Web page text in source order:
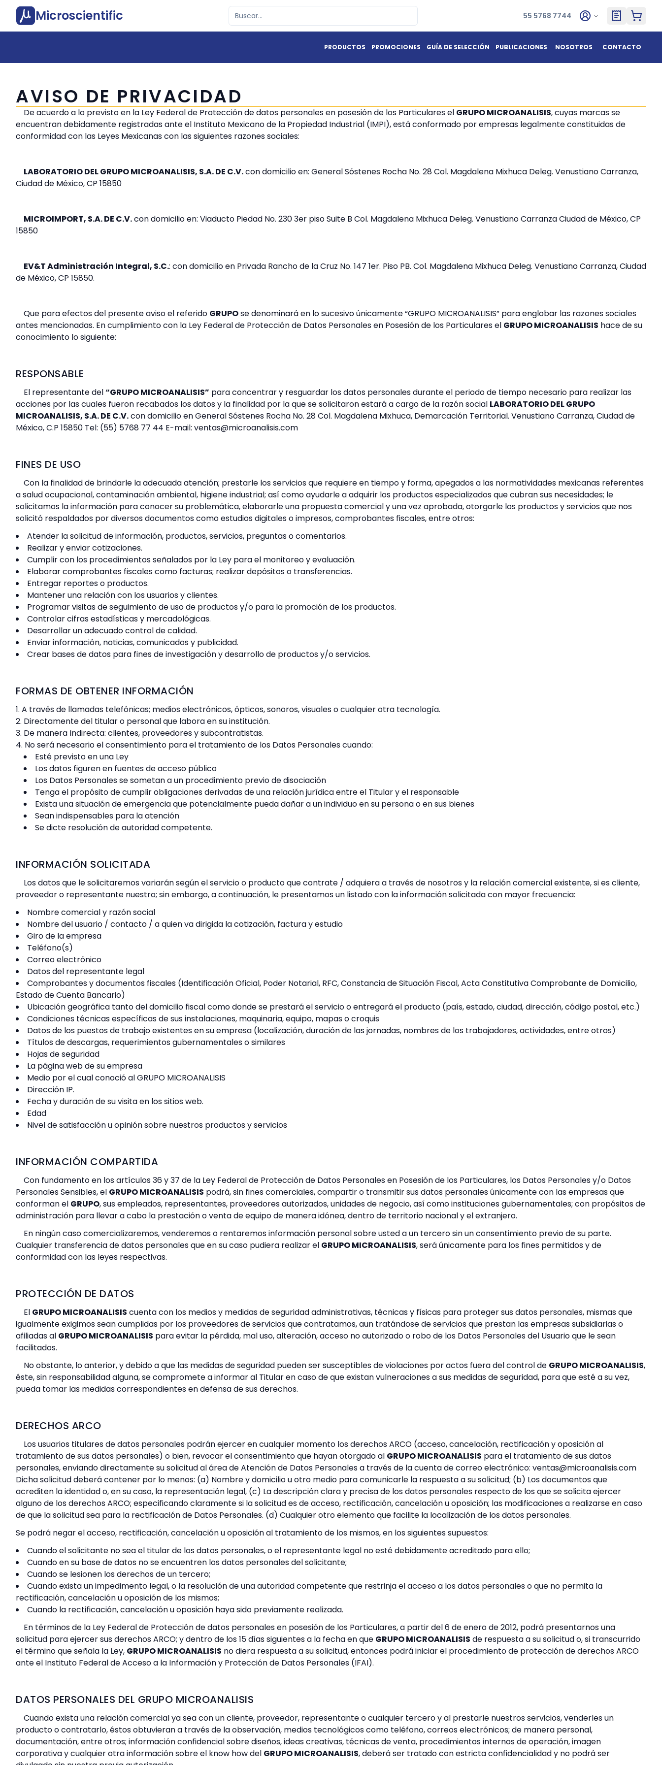
Microscientific 55 5768 7744
PRODUCTOS PROMOCIONES GUÍA DE SELECCIÓN PUBLICACIONES NOSOTROS CONTACTO
AVISO DE PRIVACIDAD
De acuerdo a lo previsto en la Ley Federal de Protección de datos personales en posesión de los Particulares el GRUPO MICROANALISIS, cuyas marcas se
encuentran debidamente registradas ante el Instituto Mexicano de la Propiedad Industrial (IMPI), está conformado por empresas legalmente constituidas de
conformidad con las Leyes Mexicanas con las siguientes razones sociales:
LABORATORIO DEL GRUPO MICROANALISIS, S.A. DE C.V.con domicilio en: General Sóstenes Rocha No. 28 Col. Magdalena Mixhuca Deleg. Venustiano Carranza,
Ciudad de México, CP 15850
MICROIMPORT, S.A. DE C.V.con domicilio en: Viaducto Piedad No. 230 3er piso Suite B Col. Magdalena Mixhuca Deleg. Venustiano Carranza Ciudad de México, CP
15850
EV&T Administración Integral, S.C.: con domicilio en Privada Rancho de la Cruz No. 147 1er. Piso PB. Col. Magdalena Mixhuca Deleg. Venustiano Carranza, Ciudad
de México, CP 15850.
Que para efectos del presente aviso el referido GRUPOse denominará en lo sucesivo únicamente “GRUPO MICROANALISIS” para englobar las razones sociales
antes mencionadas. En cumplimiento con la Ley Federal de Protección de Datos Personales en Posesión de los Particulares el GRUPO MICROANALISIS hace de su
conocimiento lo siguiente:
RESPONSABLE
El representante del“GRUPO MICROANALISIS” para concentrar y resguardar los datos personales durante el periodo de tiempo necesario para realizar las
acciones por las cuales fueron recabados los datos y la finalidad por la que se solicitaron estará a cargo de la razón social LABORATORIO DEL GRUPO
MICROANALISIS, S.A. DE C.V.con domicilio en General Sóstenes Rocha No. 28 Col. Magdalena Mixhuca, Demarcación Territorial. Venustiano Carranza, Ciudad de
México, C.P 15850 Tel: (55) 5768 77 44 E-mail: ventas@microanalisis.com
FINES DE USO
Con la finalidad de brindarle la adecuada atención; prestarle los servicios que requiere en tiempo y forma, apegados a las normatividades mexicanas referentes
a salud ocupacional, contaminación ambiental, higiene industrial; así como ayudarle a adquirir los productos especializados que cubran sus necesidades; le
solicitamos la información para conocer su problemática, elaborarle una propuesta comercial y una vez aprobada, otorgarle los productos y servicios que nos
solicitó respaldados por diversos documentos como estudios digitales o impresos, comprobantes fiscales, entre otros:
Atender la solicitud de información, productos, servicios, preguntas o comentarios.
Realizar y enviar cotizaciones.
Cumplir con los procedimientos señalados por la Ley para el monitoreo y evaluación.
Elaborar comprobantes fiscales como facturas; realizar depósitos o transferencias.
Entregar reportes o productos.
Mantener una relación con los usuarios y clientes.
Programar visitas de seguimiento de uso de productos y/o para la promoción de los productos.
Controlar cifras estadísticas y mercadológicas.
Desarrollar un adecuado control de calidad.
Enviar información, noticias, comunicados y publicidad.
Crear bases de datos para fines de investigación y desarrollo de productos y/o servicios.
FORMAS DE OBTENER INFORMACIÓN
A través de llamadas telefónicas; medios electrónicos, ópticos, sonoros, visuales o cualquier otra tecnología.
Directamente del titular o personal que labora en su institución.
De manera Indirecta: clientes, proveedores y subcontratistas.
No será necesario el consentimiento para el tratamiento de los Datos Personales cuando:
Esté previsto en una Ley
Los datos figuren en fuentes de acceso público
Los Datos Personales se sometan a un procedimiento previo de disociación
Tenga el propósito de cumplir obligaciones derivadas de una relación jurídica entre el Titular y el responsable
Exista una situación de emergencia que potencialmente pueda dañar a un individuo en su persona o en sus bienes
Sean indispensables para la atención
Se dicte resolución de autoridad competente.
INFORMACIÓN SOLICITADA
Los datos que le solicitaremos variarán según el servicio o producto que contrate / adquiera a través de nosotros y la relación comercial existente, si es cliente,
proveedor o representante nuestro; sin embargo, a continuación, le presentamos un listado con la información solicitada con mayor frecuencia:
Nombre comercial y razón social
Nombre del usuario / contacto / a quien va dirigida la cotización, factura y estudio
Giro de la empresa
Teléfono(s)
Correo electrónico
Datos del representante legal
Comprobantes y documentos fiscales (Identificación Oficial, Poder Notarial, RFC, Constancia de Situación Fiscal, Acta Constitutiva Comprobante de Domicilio,
Estado de Cuenta Bancario)
Ubicación geográfica tanto del domicilio fiscal como donde se prestará el servicio o entregará el producto (país, estado, ciudad, dirección, código postal, etc.)
Condiciones técnicas específicas de sus instalaciones, maquinaria, equipo, mapas o croquis
Datos de los puestos de trabajo existentes en su empresa (localización, duración de las jornadas, nombres de los trabajadores, actividades, entre otros)
Títulos de descargas, requerimientos gubernamentales o similares
Hojas de seguridad
La página web de su empresa
Medio por el cual conoció al GRUPO MICROANALISIS
Dirección IP.
Fecha y duración de su visita en los sitios web.
Edad
Nivel de satisfacción u opinión sobre nuestros productos y servicios
INFORMACIÓN COMPARTIDA
Con fundamento en los artículos 36 y 37 de la Ley Federal de Protección de Datos Personales en Posesión de los Particulares, los Datos Personales y/o Datos
Personales Sensibles, el GRUPO MICROANALISIS podrá, sin fines comerciales, compartir o transmitir sus datos personales únicamente con las empresas que
conforman el GRUPO, sus empleados, representantes, proveedores autorizados, unidades de negocio, así como instituciones gubernamentales; con propósitos de
administración para llevar a cabo la prestación o venta de equipo de manera idónea, dentro de territorio nacional y el extranjero.
En ningún caso comercializaremos, venderemos o rentaremos información personal sobre usted a un tercero sin un consentimiento previo de su parte.
Cualquier transferencia de datos personales que en su caso pudiera realizar el GRUPO MICROANALISIS, será únicamente para los fines permitidos y de
conformidad con las leyes respectivas.
PROTECCIÓN DE DATOS
El GRUPO MICROANALISIS cuenta con los medios y medidas de seguridad administrativas, técnicas y físicas para proteger sus datos personales, mismas que
igualmente exigimos sean cumplidas por los proveedores de servicios que contratamos, aun tratándose de servicios que prestan las empresas subsidiarias o
afiliadas al GRUPO MICROANALISIS para evitar la pérdida, mal uso, alteración, acceso no autorizado o robo de los Datos Personales del Usuario que le sean
facilitados.
No obstante, lo anterior, y debido a que las medidas de seguridad pueden ser susceptibles de violaciones por actos fuera del control de GRUPO MICROANALISIS,
éste, sin responsabilidad alguna, se compromete a informar al Titular en caso de que existan vulneraciones a sus medidas de seguridad, para que esté a su vez,
pueda tomar las medidas correspondientes en defensa de sus derechos.
DERECHOS ARCO
Los usuarios titulares de datos personales podrán ejercer en cualquier momento los derechos ARCO (acceso, cancelación, rectificación y oposición al
tratamiento de sus datos personales) o bien, revocar el consentimiento que hayan otorgado al GRUPO MICROANALISIS para el tratamiento de sus datos
personales, enviando directamente su solicitud al área de Atención de Datos Personales a través de la cuenta de correo electrónico: ventas@microanalisis.com
Dicha solicitud deberá contener por lo menos: (a) Nombre y domicilio u otro medio para comunicarle la respuesta a su solicitud; (b) Los documentos que
acrediten la identidad o, en su caso, la representación legal, (c) La descripción clara y precisa de los datos personales respecto de los que se solicita ejercer
alguno de los derechos ARCO; especificando claramente si la solicitud es de acceso, rectificación, cancelación u oposición; las modificaciones a realizarse en caso
de que la solicitud sea para la rectificación de Datos Personales. (d) Cualquier otro elemento que facilite la localización de los datos personales.
Se podrá negar el acceso, rectificación, cancelación u oposición al tratamiento de los mismos, en los siguientes supuestos:
Cuando el solicitante no sea el titular de los datos personales, o el representante legal no esté debidamente acreditado para ello;
Cuando en su base de datos no se encuentren los datos personales del solicitante;
Cuando se lesionen los derechos de un tercero;
Cuando exista un impedimento legal, o la resolución de una autoridad competente que restrinja el acceso a los datos personales o que no permita la
rectificación, cancelación u oposición de los mismos;
Cuando la rectificación, cancelación u oposición haya sido previamente realizada.
En términos de la Ley Federal de Protección de datos personales en posesión de los Particulares, a partir del 6 de enero de 2012, podrá presentarnos una
solicitud para ejercer sus derechos ARCO; y dentro de los 15 días siguientes a la fecha en que GRUPO MICROANALISIS de respuesta a su solicitud o, si transcurrido
el término que señala la Ley, GRUPO MICROANALISIS no diera respuesta a su solicitud, entonces podrá iniciar el procedimiento de protección de derechos ARCO
ante el Instituto Federal de Acceso a la Información y Protección de Datos Personales (IFAI).
DATOS PERSONALES DEL GRUPO MICROANALISIS
Cuando exista una relación comercial ya sea con un cliente, proveedor, representante o cualquier tercero y al prestarle nuestros servicios, venderles un
producto o contratarlo, éstos obtuvieran a través de la observación, medios tecnológicos como teléfono, correos electrónicos; de manera personal,
documentación, entre otros; información confidencial sobre diseños, ideas creativas, técnicas de venta, procedimientos internos de operación, imagen
corporativa y cualquier otra información sobre el know how del GRUPO MICROANALISIS, deberá ser tratado con estricta confidencialidad y no podrá ser